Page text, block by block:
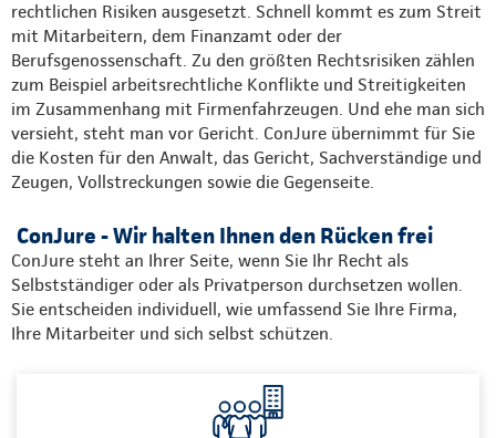
rechtlichen Risiken ausgesetzt. Schnell kommt es zum Streit
mit Mitarbeitern, dem Finanzamt oder der
Berufsgenossenschaft. Zu den größten Rechtsrisiken zählen
zum Beispiel arbeitsrechtliche Konflikte und Streitigkeiten
im Zusammenhang mit Firmenfahrzeugen. Und ehe man sich
versieht, steht man vor Gericht. ConJure übernimmt für Sie
die Kosten für den Anwalt, das Gericht, Sachverständige und
Zeugen, Vollstreckungen sowie die Gegenseite.
ConJure - Wir halten Ihnen den Rücken frei
ConJure steht an Ihrer Seite, wenn Sie Ihr Recht als
Selbstständiger oder als Privatperson durchsetzen wollen.
Sie entscheiden individuell, wie umfassend Sie Ihre Firma,
Ihre Mitarbeiter und sich selbst schützen.